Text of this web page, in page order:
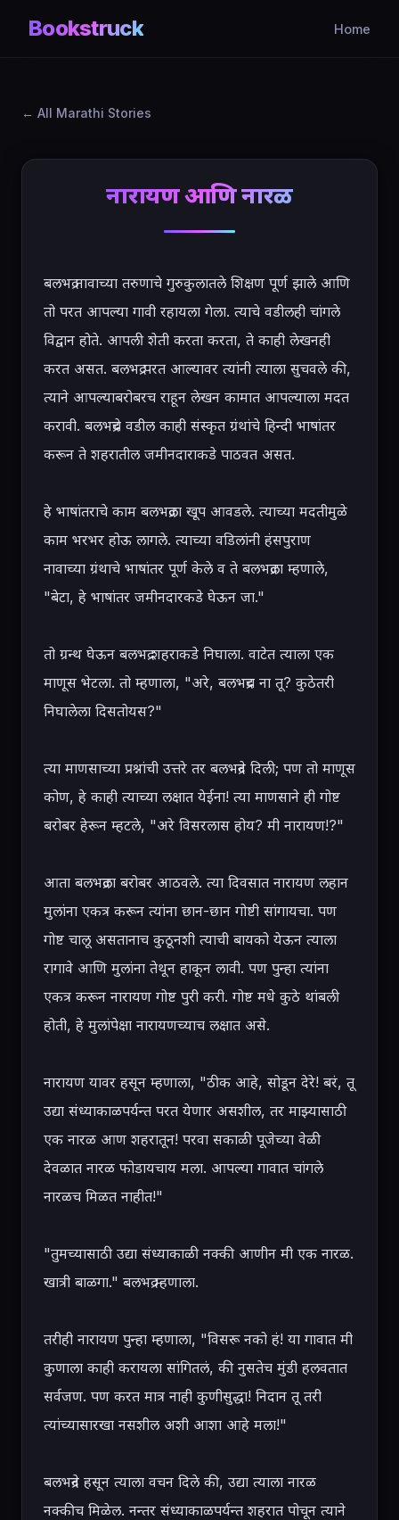
Bookstruck Home
All Marathi Stories
नारायण आणि नारळ
बलभद्र नावाच्या तरुणाचे गुरुकुलातले शिक्षण पूर्ण झाले आणि
तो परत आपल्या गावी रहायला गेला. त्याचे वडीलही चांगले
विद्वान होते. आपली शेती करता करता, ते काही लेखनही
करत असत. बलभद्र परत आल्यावर त्यांनी त्याला सुचवले की,
त्याने आपल्याबरोबरच राहून लेखन कामात आपल्याला मदत
करावी. बलभद्रचे वडील काही संस्कृत ग्रंथांचे हिन्दी भाषांतर
करून ते शहरातील जमीनदाराकडे पाठवत असत.
हे भाषांतराचे काम बलभद्रला खूप आवडले. त्याच्या मदतीमुळे
काम भरभर होऊ लागले. त्याच्या वडिलांनी हंसपुराण
नावाच्या ग्रंथाचे भाषांतर पूर्ण केले व ते बलभद्रला म्हणाले,
"बेटा, हे भाषांतर जमीनदारकडे घेऊन जा."
तो ग्रन्थ घेऊन बलभद्र शहराकडे निघाला. वाटेत त्याला एक
माणूस भेटला. तो म्हणाला, "अरे, बलभद्रच ना तू? कुठेतरी
निघालेला दिसतोयस?"
त्या माणसाच्या प्रश्नांची उत्तरे तर बलभद्रने दिली; पण तो माणूस
कोण, हे काही त्याच्या लक्षात येईना! त्या माणसाने ही गोष्ट
बरोबर हेरून म्हटले, "अरे विसरलास होय? मी नारायण!?"
आता बलभद्रला बरोबर आठवले. त्या दिवसात नारायण लहान
मुलांना एकत्र करून त्यांना छान-छान गोष्टी सांगायचा. पण
गोष्ट चालू असतानाच कुठूनशी त्याची बायको येऊन त्याला
रागावे आणि मुलांना तेथून हाकून लावी. पण पुन्हा त्यांना
एकत्र करून नारायण गोष्ट पुरी करी. गोष्ट मधे कुठे थांबली
होती, हे मुलांपेक्षा नारायणच्याच लक्षात असे.
नारायण यावर हसून म्हणाला, "ठीक आहे, सोडून देरे! बरं, तू
उद्या संध्याकाळपर्यन्त परत येणार असशील, तर माझ्यासाठी
एक नारळ आण शहरातून! परवा सकाळी पूजेच्या वेळी
देवळात नारळ फोडायचाय मला. आपल्या गावात चांगले
नारळच मिळत नाहीत!"
"तुमच्यासाठी उद्या संध्याकाळी नक्की आणीन मी एक नारळ.
खात्री बाळगा." बलभद्र म्हणाला.
तरीही नारायण पुन्हा म्हणाला, "विसरू नको हं! या गावात मी
कुणाला काही करायला सांगितलं, की नुसतेच मुंडी हलवतात
सर्वजण. पण करत मात्र नाही कुणीसुद्धा! निदान तू तरी
त्यांच्यासारखा नसशील अशी आशा आहे मला!"
बलभद्रने हसून त्याला वचन दिले की, उद्या त्याला नारळ
नक्कीच मिळेल. नन्तर संध्याकाळपर्यन्त शहरात पोचून त्याने